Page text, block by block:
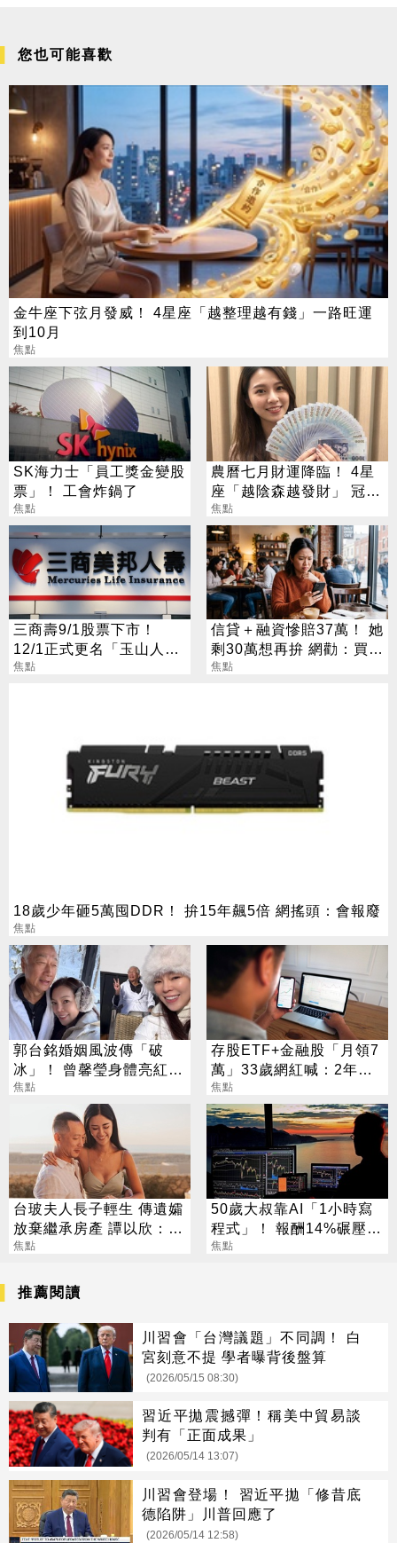
您也可能喜歡
金牛座下弦月發威！ 4星座「越整理越有錢」一路旺運
到10月
焦點
SK海力士「員工獎金變股
票」！ 工會炸鍋了
焦點
農曆七月財運降臨！ 4星
座「越陰森越發財」 冠軍
賺到翻
焦點
三商壽9/1股票下市！
12/1正式更名「玉山人
壽」
焦點
信貸＋融資慘賠37萬！ 她
剩30萬想再拚 網勸：買買
ETF就好
焦點
18歲少年砸5萬囤DDR！ 拚15年飆5倍 網搖頭：會報廢
焦點
郭台銘婚姻風波傳「破
冰」！ 曾馨瑩身體亮紅燈
18年婚姻驚傳出現轉機
焦點
存股ETF+金融股「月領7
萬」33歲網紅喊：2年內
要退休
焦點
台玻夫人長子輕生 傳遺孀
放棄繼承房產 譚以欣：不
實內容二次傷害
焦點
50歲大叔靠AI「1小時寫
程式」！ 報酬14%碾壓標
普 直接辭職去炒股
焦點
推薦閱讀
川習會「台灣議題」不同調！ 白
宮刻意不提 學者曝背後盤算
(2026/05/15 08:30)
習近平拋震撼彈！稱美中貿易談
判有「正面成果」
(2026/05/14 13:07)
川習會登場！ 習近平拋「修昔底
德陷阱」川普回應了
(2026/05/14 12:58)